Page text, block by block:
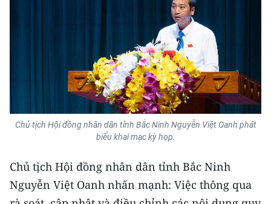
Chủ tịch Hội đồng nhân dân tỉnh Bắc Ninh Nguyễn Việt Oanh phát
biểu khai mạc kỳ họp.
Chủ tịch Hội đồng nhân dân tỉnh Bắc Ninh
Nguyễn Việt Oanh nhấn mạnh: Việc thông qua